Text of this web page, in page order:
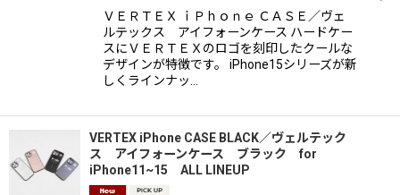
ＶＥＲＴＥＸ ｉＰｈｏｎｅ ＣＡＳＥ／ヴェ
ルテックス アイフォーンケース ハードケー
スにＶＥＲＴＥＸのロゴを刻印したクールな
デザインが特徴です。 iPhone15シリーズが新
しくラインナッ…
VERTEX iPhone CASE BLACK／ヴェルテック
ス アイフォーンケース ブラック for
iPhone11~15 ALL LINEUP